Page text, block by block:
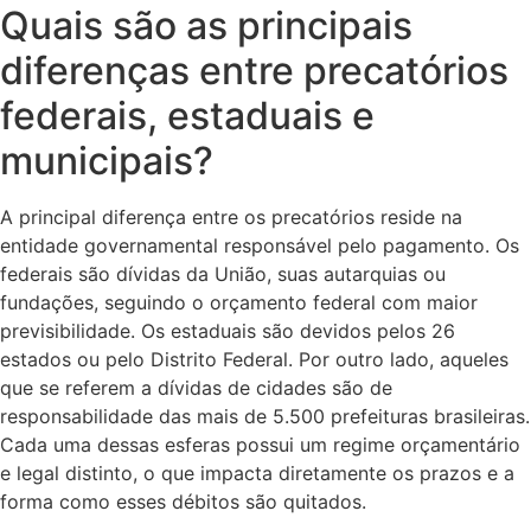
Quais são as principais
diferenças entre precatórios
federais, estaduais e
municipais?
A principal diferença entre os precatórios reside na
entidade governamental responsável pelo pagamento. Os
federais são dívidas da União, suas autarquias ou
fundações, seguindo o orçamento federal com maior
previsibilidade. Os estaduais são devidos pelos 26
estados ou pelo Distrito Federal. Por outro lado, aqueles
que se referem a dívidas de cidades são de
responsabilidade das mais de 5.500 prefeituras brasileiras.
Cada uma dessas esferas possui um regime orçamentário
e legal distinto, o que impacta diretamente os prazos e a
forma como esses débitos são quitados.